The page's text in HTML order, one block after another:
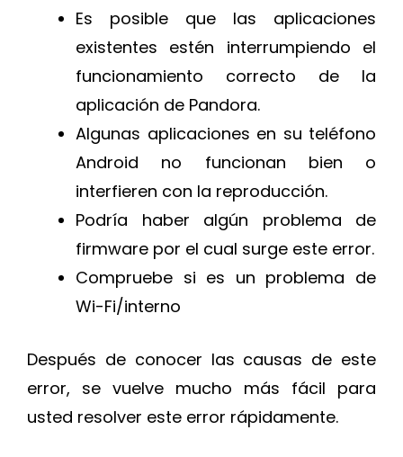
Es posible que las aplicaciones
existentes estén interrumpiendo el
funcionamiento correcto de la
aplicación de Pandora.
Algunas aplicaciones en su teléfono
Android no funcionan bien o
interfieren con la reproducción.
Podría haber algún problema de
firmware por el cual surge este error.
Compruebe si es un problema de
Wi-Fi/interno
Después de conocer las causas de este
error, se vuelve mucho más fácil para
usted resolver este error rápidamente.